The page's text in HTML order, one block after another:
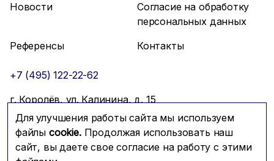
Для улучшения работы сайта мы используем
файлы cookie.Продолжая использовать наш
сайт, вы даете свое согласие на работу с этими
Новости
Согласие на обработку
персональных данных
Референсы
Контакты
+7 (495) 122-22-62
г. Королёв, ул. Калинина, д. 15
info@mfmc.ru
Связаться с нами